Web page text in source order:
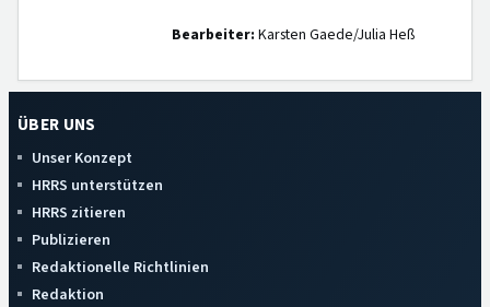
Bearbeiter: Karsten Gaede/Julia Heß
ÜBER UNS
Unser Konzept
HRRS unterstützen
HRRS zitieren
Publizieren
Redaktionelle Richtlinien
Redaktion